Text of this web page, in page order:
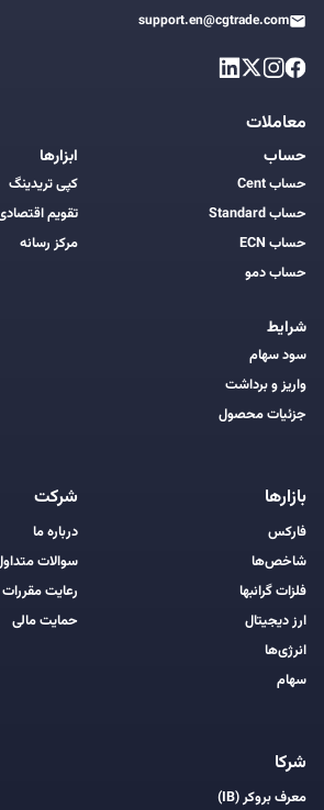
support.en@cgtrade.com
معاملات
حساب
حساب Cent
حساب Standard
حساب ECN
حساب دمو
شرایط
سود سهام
واریز و برداشت
جزئیات محصول
ابزارها
کپی تریدینگ
تقویم
مرکز رسانه
بازارها
فارکس
شاخص‌ها
فلزات گرانبها
ارز دیجیتال
انرژی‌ها
سهام
شرکت
درباره ما
سوالات
رعایت مقررات
حمایت مالی
شرکا
معرف بروکر (IB)